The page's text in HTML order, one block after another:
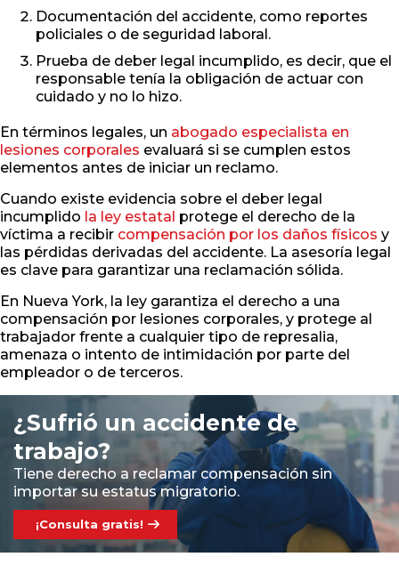
Documentación del accidente, como reportes
policiales o de seguridad laboral.
Prueba de deber legal incumplido, es decir, que el
responsable tenía la obligación de actuar con
cuidado y no lo hizo.
En términos legales, un abogado especialista en
lesiones corporales evaluará si se cumplen estos
elementos antes de iniciar un reclamo.
Cuando existe evidencia sobre el deber legal
incumplido la ley estatal protege el derecho de la
víctima a recibir compensación por los daños físicos y
las pérdidas derivadas del accidente. La asesoría legal
es clave para garantizar una reclamación sólida.
En Nueva York, la ley garantiza el derecho a una
compensación por lesiones corporales, y protege al
trabajador frente a cualquier tipo de represalia,
amenaza o intento de intimidación por parte del
empleador o de terceros.
¿Sufrió un accidente de
trabajo?
Tiene derecho a reclamar compensación sin
importar su estatus migratorio.
¡Consulta gratis!